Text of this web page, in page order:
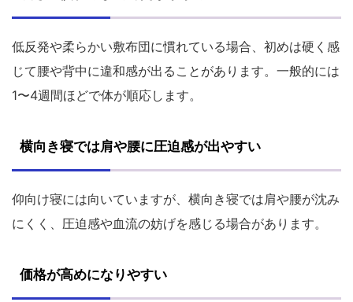
低反発や柔らかい敷布団に慣れている場合、初めは硬く感
じて腰や背中に違和感が出ることがあります。一般的には
1〜4週間ほどで体が順応します。
横向き寝では肩や腰に圧迫感が出やすい
仰向け寝には向いていますが、横向き寝では肩や腰が沈み
にくく、圧迫感や血流の妨げを感じる場合があります。
価格が高めになりやすい